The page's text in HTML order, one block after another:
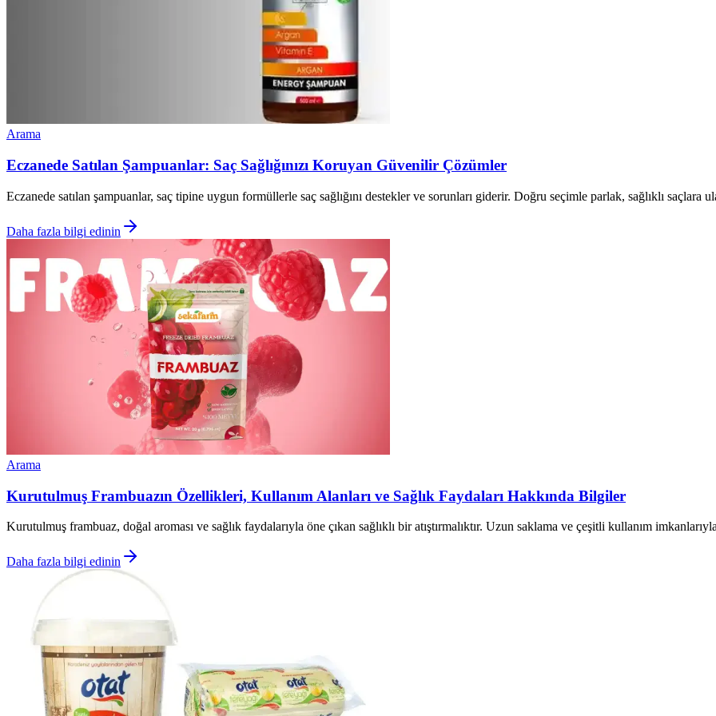
Arama
Eczanede Satılan Şampuanlar: Saç Sağlığınızı Koruyan Güvenilir Çözümler
Eczanede satılan şampuanlar, saç tipine uygun formüllerle saç sağlığını destekler ve sorunları giderir. Doğru seçimle parlak, sağlıklı saçlara
Daha fazla bilgi edinin
Arama
Kurutulmuş Frambuazın Özellikleri, Kullanım Alanları ve Sağlık Faydaları Hakkında Bilgiler
Kurutulmuş frambuaz, doğal aroması ve sağlık faydalarıyla öne çıkan sağlıklı bir atıştırmalıktır. Uzun saklama ve çeşitli kullanım
Daha fazla bilgi edinin